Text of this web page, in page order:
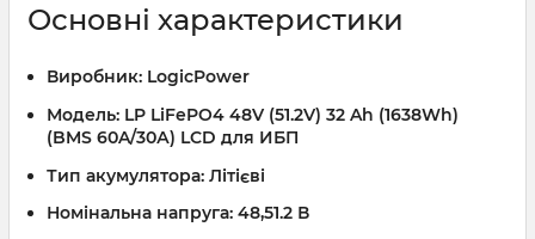
Основні характеристики
Виробник: LogicPower
Модель: LP LiFePO4 48V (51.2V) 32 Ah (1638Wh)
(BMS 60A/30А) LCD для ИБП
Тип акумулятора: Літієві
Номінальна напруга: 48,51.2 В